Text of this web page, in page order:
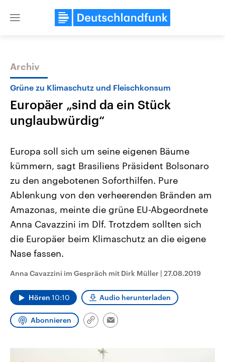
Close
Themen
Landtagswahl Sachsen-Anhalt
2026
Alle Informationen
Sachsen-Anhalt wählt am 6.
September 2026 einen neuen
Landtag. Seit 2021 wird das
Bundesland von einer Koalition aus
Umfragen, Prognosen,
Wahlprogramme, aktuelle Berichte
und Hintergründe zu den Parteien
Wahl.
USA
Aktuelle Beiträge,
Hintergründe
Wirtschaftlich und
gehören die Vereinigten
den mächtigsten Ländern
mit großem Einfluss auf
Sendungen
Archiv
Grüne zu Klimaschutz und Fleischkonsum
Europäer „sind da ein Stück
unglaubwürdig“
Europa soll sich um seine eigenen Bäume
kümmern, sagt Brasiliens Präsident Bolsonaro
zu den angebotenen Soforthilfen. Pure
Ablenkung von den verheerenden Bränden am
Amazonas, meinte die grüne EU-Abgeordnete
Anna Cavazzini im Dlf. Trotzdem sollten sich
die Europäer beim Klimaschutz an die eigene
Nase fassen.
Anna Cavazzini im Gespräch mit Dirk Müller | 27.08.2019
Hören 10:10 Audio herunterladen
Abonnieren
Link
Email